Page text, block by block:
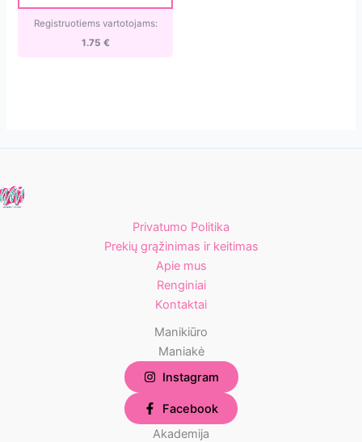
Registruotiems vartotojams:
1.75 €
Privatumo Politika
Prekių grąžinimas ir keitimas
Apie mus
Renginiai
Kontaktai
Manikiūro
Maniakė
Instagram
Facebook
Akademija